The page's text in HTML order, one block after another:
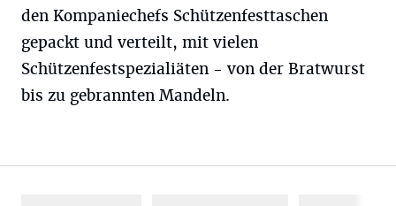
den Kompaniechefs Schützenfesttaschen
gepackt und verteilt, mit vielen
Schützenfestspezialiäten - von der Bratwurst
bis zu gebrannten Mandeln.